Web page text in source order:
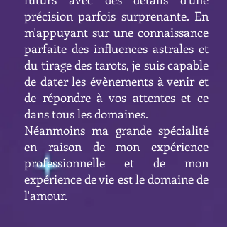
précision parfois surprenante. En
m'appuyant sur une connaissance
parfaite des influences astrales et
du tirage des tarots, je suis capable
de dater les évènements à venir et
de répondre à vos attentes et ce
dans tous les domaines.
Néanmoins ma grande spécialité
en raison de mon expérience
professionnelle et de mon
expérience de vie est le domaine de
l'amour.